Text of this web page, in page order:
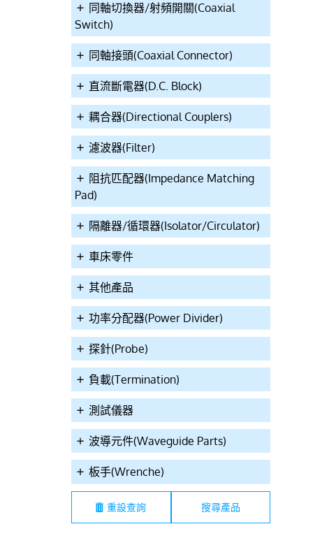
同軸切換器/射頻開關(Coaxial
Switch)
同軸接頭(Coaxial Connector)
直流斷電器(D.C. Block)
耦合器(Directional Couplers)
濾波器(Filter)
阻抗匹配器(Impedance Matching
Pad)
隔離器/循環器(Isolator/Circulator)
車床零件
其他產品
功率分配器(Power Divider)
探針(Probe)
負載(Termination)
測試儀器
波導元件(Waveguide Parts)
板手(Wrenche)
重設查詢
00200CA2GHA02L